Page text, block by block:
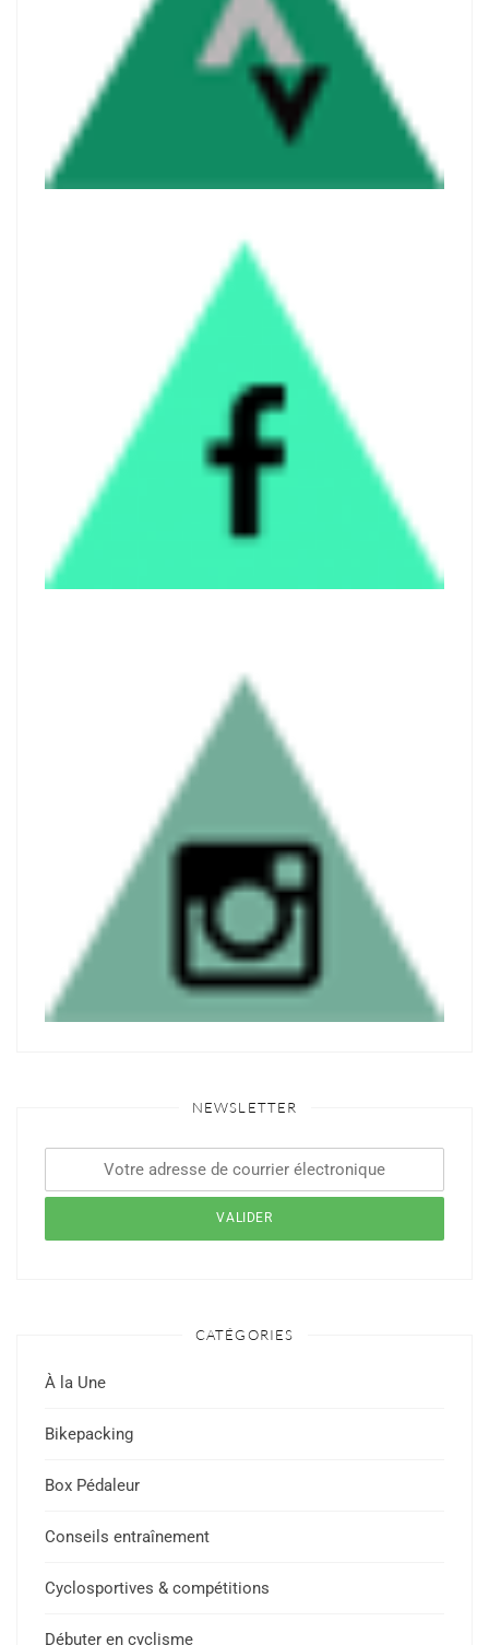
NEWSLETTER
CATÉGORIES
À la Une
Bikepacking
Box Pédaleur
Conseils entraînement
Cyclosportives & compétitions
Débuter en cyclisme